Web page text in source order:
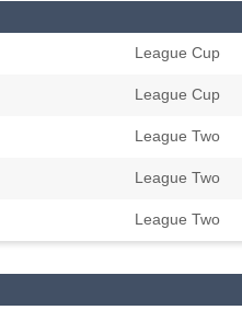
League Cup
League Cup
League Two
League Two
League Two